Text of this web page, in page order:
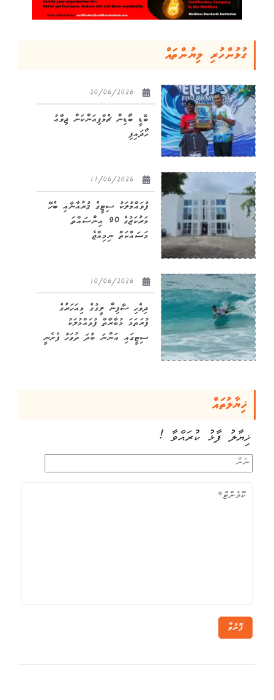
ގުޅުންހުރި ލިޔުންތައް
ބޮޑީ ބޯޑިން ޗެމްޕިއަންކަން ޖިވާއު
ހޯދައިފި
ފުވައްމުލަކު ސިޓީގެ ޤުރުއާނާއި ބެހޭ
މަރުކަޒުގެ 90 އިންސައްތަ
މަސައްކަތް ނިމިއްޖެ
ދިވެހި ސާފިން ލީގުގެ މިއަހަރުގެ
ފުރަތަމަ މުބާރާތް ފުވައްމުލަކު
ސިޓީގައި އަންނަ ބުދަ ދުވަހު ފެށެނީ
ޚިޔާލުތައް
ޚިޔާލު ފާޅު ކުރައްވާ !
ފޮނުވާ